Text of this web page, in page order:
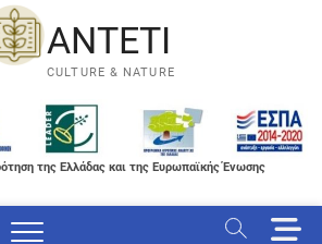
ANTETI
CULTURE & NATURE
της Ελλάδας και της Ευρωπαϊκής Ένωσης
M